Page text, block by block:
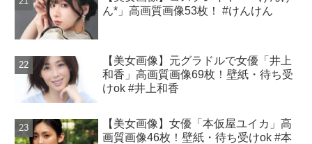
ん*」高画質画像53枚！ #けんけん
【美女画像】元グラドルで女優「井上
和香」高画質画像69枚！壁紙・待ち受
けok #井上和香
【美女画像】女優「本仮屋ユイカ」高
画質画像46枚！壁紙・待ち受けok #本